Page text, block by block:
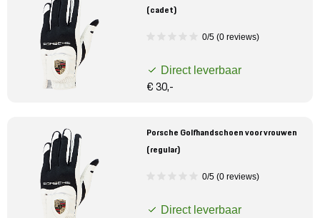
(cadet)
0/5 (0 reviews)
Direct leverbaar
€ 30,-
Porsche Golfhandschoen voor vrouwen
(regular)
0/5 (0 reviews)
Direct leverbaar